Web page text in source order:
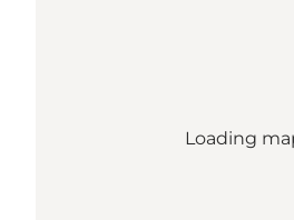
Loading